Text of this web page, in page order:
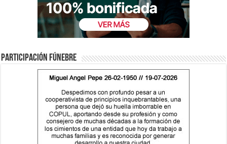
Participación fúnebre